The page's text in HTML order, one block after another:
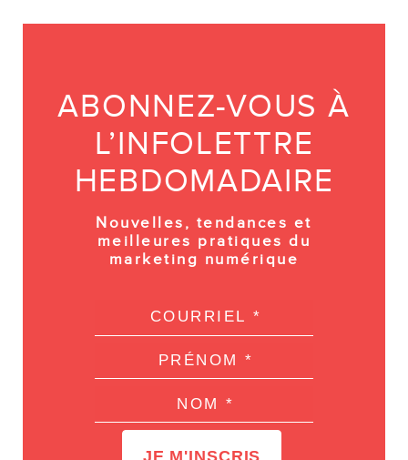
ABONNEZ-VOUS À
L’INFOLETTRE
HEBDOMADAIRE
Nouvelles, tendances et
meilleures pratiques du
marketing numérique